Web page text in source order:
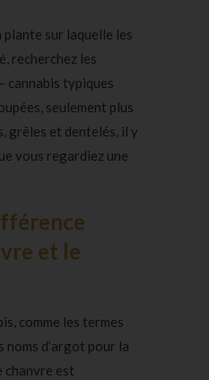
sur laquelle les
recherchez les
cannabis typiques
seulement plus
grêles et dentelés, il y
vous regardiez une
et le
comme les termes
noms d’argot pour la
chanvre est